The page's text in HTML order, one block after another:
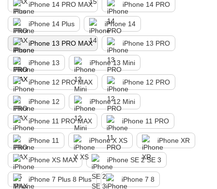
iPhone 14 PRO MAX iPhone 14 PRO
iPhone 14 Plus iPhone 14
iPhone 13 PRO MAX iPhone 13 PRO
iPhone 13 iPhone 13 Mini
iPhone 12 PRO MAX iPhone 12 PRO
iPhone 12 iPhone 12 Mini
iPhone 11 PRO MAX iPhone 11 PRO
iPhone 11 iPhone X XS iPhone XR
iPhone XS MAX iPhone SE 2 SE 3
iPhone 7 Plus 8 Plus iPhone 7 8